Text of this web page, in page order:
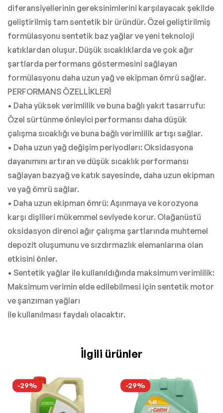
diferansiyellerinin gereksinimlerini karşılayacak şekilde
geliştirilmiş tam sentetik bir üründür. Özel geliştirilmiş
formülasyonu sentetik baz yağlar ve yeni teknoloji
katıklardan oluşur. Düşük sıcaklıklarda ve çok ağır
şartlarda performans göstermesini sağlayan
formülasyonu daha uzun yağ ve ekipman ömrü sağlar.
PERFORMANS ÖZELLİKLERİ
• Daha yüksek verimlilik ve buna bağlı yakıt tasarrufu:
Özel sürtünme önleyici performansı daha düşük
çalışma sıcaklığı ve buna bağlı verimlilik artışı sağlar.
• Daha uzun yağ değişim periyodları: Oksidasyona
dayanımını artıran ve düşük sıcaklık performansı
sağlayan bazyağ ve katık sayesinde, daha uzun ekipman
ve yağ ömrü sağlar.
• Daha uzun ekipman ömrü: Aşınmaya ve korozyona
karşı dişlileri mükemmel seviyede korur. Olağanüstü
oksidasyon direnci ağır çalışma şartlarında muhtemel
depozit oluşumunu ve sızdırmazlık elemanlarına olan
etkisini önler.
• Sentetik yağlar ile kullanıldığında maksimum verimlilik:
Maksimum verimin elde edilebilmesi için sentetik motor
ve şanzıman yağları
ile kullanılması faydalı olacaktır.
İlgili ürünler
-29% -29%